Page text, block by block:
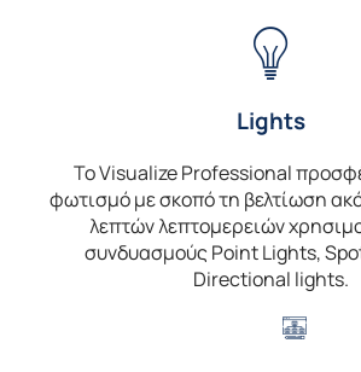
Lights
Το Visualize Professional
φωτισμό με σκοπό τη βελτίωση
λεπτών λεπτομερειών
συνδυασμούς Point Lights,
Directional lights.